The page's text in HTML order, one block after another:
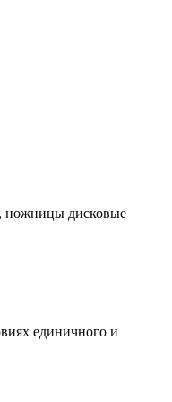
дисковые
единичного и